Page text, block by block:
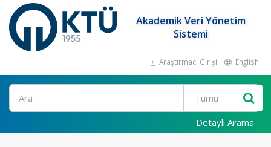
Akademik Veri Yönetim
Sistemi
Araştırmacı Girişi English
Ara
Detaylı Arama